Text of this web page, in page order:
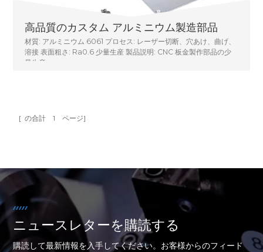
高品質のカスタム アルミニウム製造部品
材質: アルミニウム 6061 プロセス: レーザー切断、穴あけ、曲げ、
溶接 表面粗さ: Ra0.6 少量生産 製品説明: CNC 板金製作部品の少
量生産
[ の合計 1 ページ]
ニュースレターを購読する
購読して最新情報を入手してください。お客様からのフィード